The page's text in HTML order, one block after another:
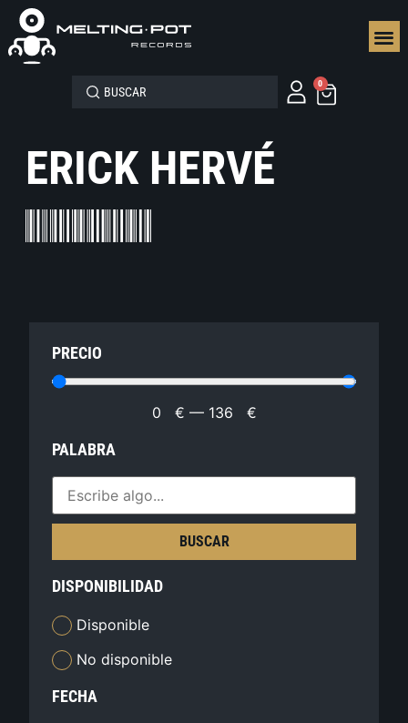
0
ERICK HERVÉ
PRECIO
0 € — 136 €
PALABRA
BUSCAR
DISPONIBILIDAD
Disponible
No disponible
FECHA